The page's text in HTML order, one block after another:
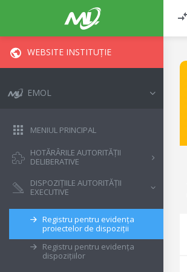
WEBSITE INSTITUȚIE
EMOL
MENIUL PRINCIPAL
HOTĂRÂRILE AUTORITĂȚII
DELIBERATIVE
DISPOZIȚIILE AUTORITĂȚII
EXECUTIVE
Registru pentru evidența
proiectelor de dispoziții
Registru pentru evidența
dispozițiilor